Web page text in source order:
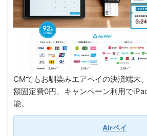
CMでもお馴染みエアペイの決済端末
額固定費0円、キャンペーン利用で
能。
Airペイ